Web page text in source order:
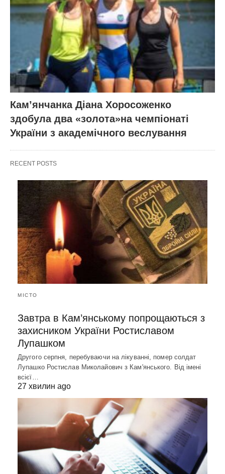
Кам’янчанка Діана Хоросоженко
здобула два «золота»на чемпіонаті
України з академічного веслування
RECENT POSTS
МІСТО
Завтра в Кам’янському попрощаються з
захисником України Ростиславом
Лупашком
Другого серпня, перебуваючи на лікуванні, помер солдат
Лупашко Ростислав Миколайович з Кам'янського. Від імені
всієї…
27 хвилин ago